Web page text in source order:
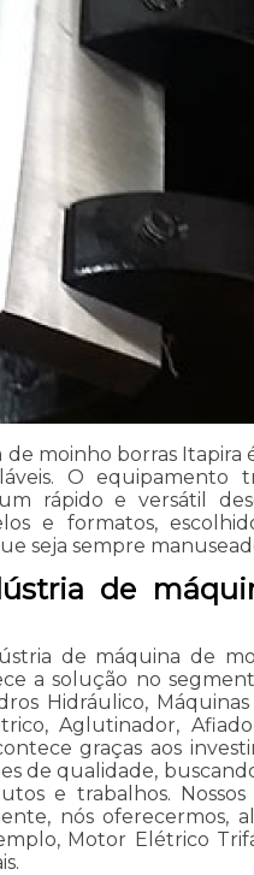
moinho borras Itapira
O equipamento
rápido e versátil
e formatos,
seja sempre
de
de máquina de
a solução no
Hidráulico,
Aglutinador,
graças aos
de qualidade,
e trabalhos. Nossos
nós oferecermos,
Motor Elétrico